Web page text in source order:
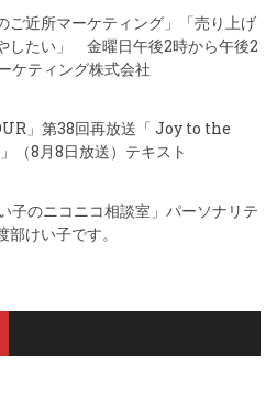
近所マーケティング」「売り上げ
したい」 金曜日午後2時から午後2
ティング株式会社
」第38回再放送「 Joy to the
8月8日放送）テキスト
のニコニコ相談室」パーソナリテ
けい子です。